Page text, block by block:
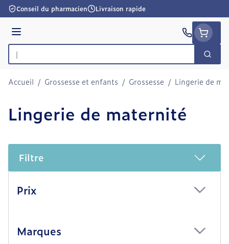
Aller au contenu
Conseil du pharmacien Livraison rapide
Menu
Rechercher
Accueil / Grossesse et enfants / Grossesse / Lingerie de
Lingerie de maternité
Filtre
Prix
Marques